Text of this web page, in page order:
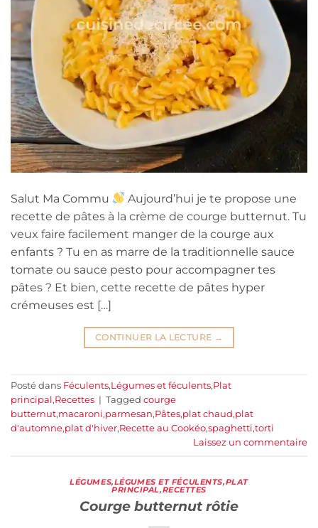
Salut Ma Commu
Aujourd’hui je te propose une
recette de pâtes à la crème de courge butternut. Tu
veux faire facilement manger de la courge aux
enfants ? Tu en as marre de la traditionnelle sauce
tomate ou sauce pesto pour accompagner tes
pâtes ? Et bien, cette recette de pâtes hyper
crémeuses est […]
CONTINUER LA LECTURE →
Posté dans Féculents,Légumes et féculents,Plat
principal ,Recettes | Tagged courge
butternut,macaroni,parmesan,Pâtes,plat chaud,plat
d'automne,plat d'hiver,Recette au Cookéo,spaghetti,torti
Laissez un commentaire
LÉGUMES,LÉGUMES ET FÉCULENTS,PLAT
PRINCIPAL,RECETTES
Courge butternut rôtie